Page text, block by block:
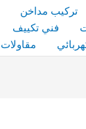
تركيب مداخن
فني تكييف